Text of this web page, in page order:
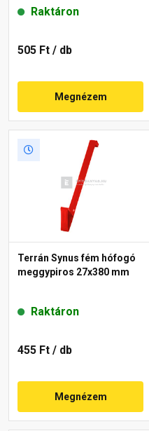
Raktáron
505 Ft / db
Megnézem
Terrán Synus fém hófogó
meggypiros 27x380 mm
Raktáron
455 Ft / db
Megnézem